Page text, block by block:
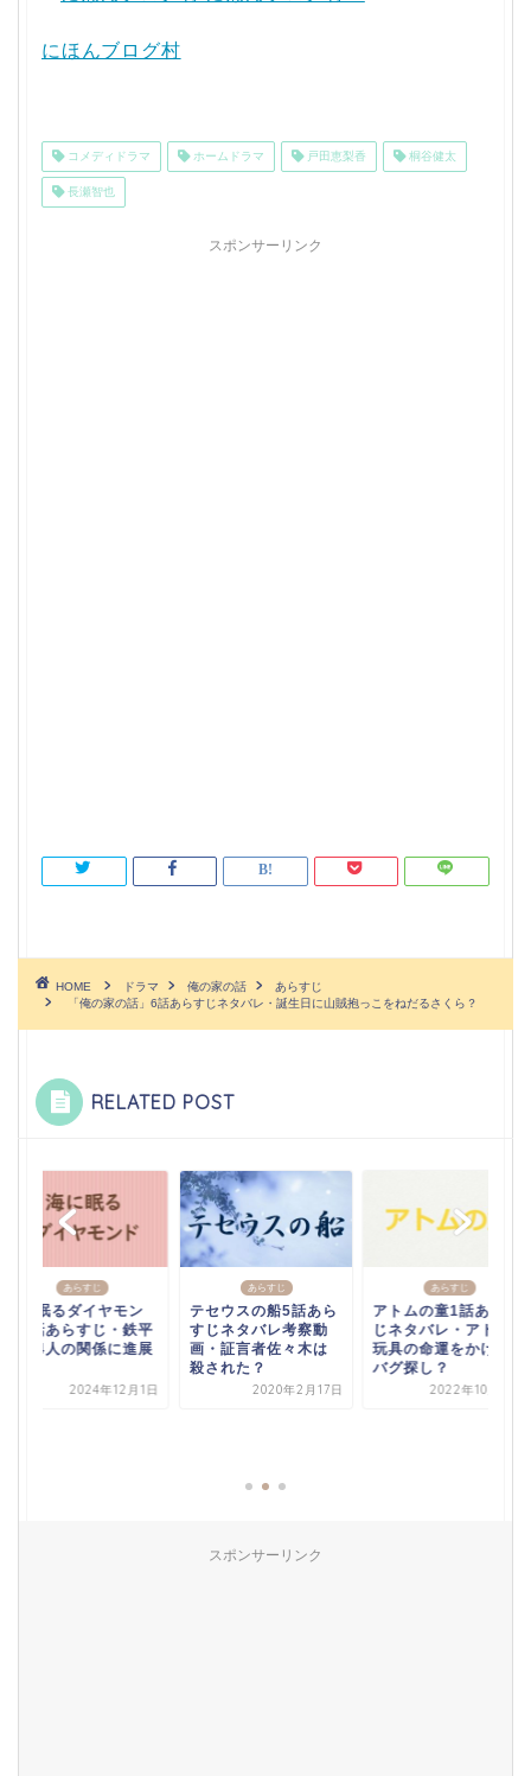
にほんブログ村
コメディドラマ ホームドラマ 戸田恵梨香 桐谷健太
長瀬智也
スポンサーリンク
HOME ドラマ 俺の家の話
あらすじ
「俺の家の話」6話あらすじネタバレ・誕生日に山賊抱っこをねだるさくら？
RELATED POST
あらすじ
海に眠るダイヤモン
ド6話あらすじ・鉄平
たち4人の関係に進展
2024年12月1日
あらすじ
テセウスの船5話あら
すじネタバレ考察動
画・証言者佐々木は
殺された？
2020年2月17日
あらすじ
アトムの童1話あらす
じネタバレ・アトム
玩具の命運をかけて
バグ探し？
2022年10月17日
スポンサーリンク